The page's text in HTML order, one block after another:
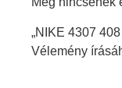
„NIKE 4307
Vélemény